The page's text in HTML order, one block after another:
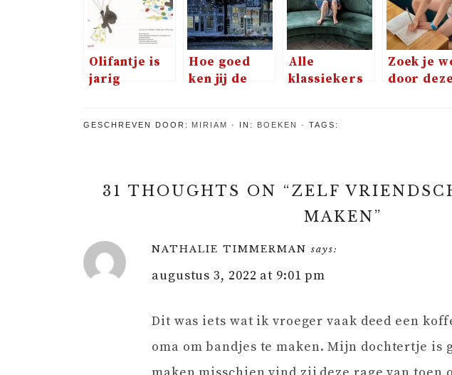
Olifantje is
jarig
Hoe goed
ken jij de
Alle
klassiekers
Betoverende
Zoek je
door deze
GESCHREVEN DOOR: MIRIAM IN: BOEKEN TAGS:
31 THOUGHTS ON “ZELF
MAKEN”
NATHALIE TIMMERMAN says:
augustus 3, 2022 at 9:01 pm
Dit was iets wat ik vroeger vaak deed een
oma om bandjes te maken. Mijn dochtertje is